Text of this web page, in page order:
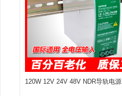
120W 12V 24V 48V NDR导轨电源